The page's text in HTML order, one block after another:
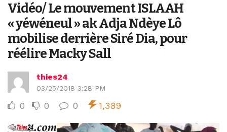
Vidéo/ Le mouvement ISLAAH
« yéwéneul » ak Adja Ndèye Lô
mobilise derrière Siré Dia, pour
réélire Macky Sall
thies24
03/25/2018 3:28 PM
0 0 0 1,389